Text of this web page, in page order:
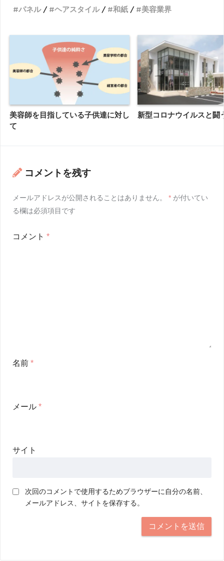
パネル
ヘアスタイル 和紙 美容業界
美容師を目指している子供達に対し
て
新型コロナウイルスと闘
コメントを残す
メールアドレスが公開されることはありません。 * が付いてい
る欄は必須項目です
コメント *
名前 *
メール *
サイト
次回のコメントで使用するためブラウザーに自分の名前、
メールアドレス、サイトを保存する。